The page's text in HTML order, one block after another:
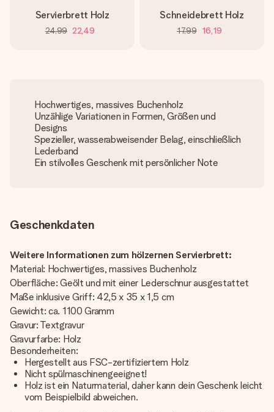
Servierbrett Holz
24,99 22,49
Schneidebrett Holz
17,99 16,19
Hochwertiges, massives Buchenholz
Unzählige Variationen in Formen, Größen und
Designs
Spezieller, wasserabweisender Belag, einschließlich
Lederband
Ein stilvolles Geschenk mit persönlicher Note
Geschenkdaten
Weitere Informationen zum hölzernen Servierbrett:
Material: Hochwertiges, massives Buchenholz
Oberfläche: Geölt und mit einer Lederschnur ausgestattet
Maße inklusive Griff: 42,5 x 35 x 1,5 cm
Gewicht: ca. 1100 Gramm
Gravur: Textgravur
Gravurfarbe: Holz
Besonderheiten:
Hergestellt aus FSC-zertifiziertem Holz
Nicht spülmaschinengeeignet!
Holz ist ein Naturmaterial, daher kann dein Geschenk leicht
vom Beispielbild abweichen.